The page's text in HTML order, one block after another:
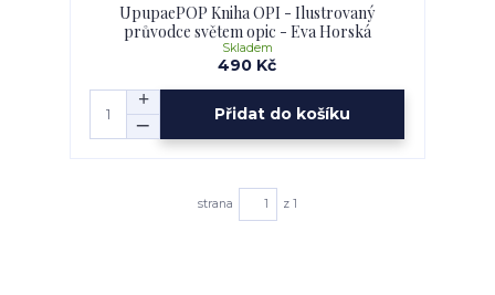
UpupaePOP Kniha OPI - Ilustrovaný
průvodce světem opic - Eva Horská
490 Kč
Skladem
Přidat do košíku
strana z 1